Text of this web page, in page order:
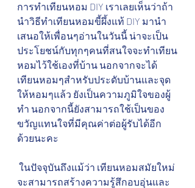
การทำเทียนหอม DIY เราเลยเห็นว่าถ้า
นำวิธีทำเทียนหอมขี้ผึ้งแท้ DIY มานำ
เสนอให้เพื่อนๆอ่านในวันนี้ น่าจะเป็น
ประโยชน์กับทุกๆคนที่สนใจจะทำเทียน
หอมไว้ใช้เองที่บ้าน นอกจากจะได้
เทียนหอมๆสำหรับประดับบ้านและจุด
ให้หอมๆแล้ว ยังเป็นความภูมิใจของผู้
ทำ นอกจากนี้ยังสามารถใช้เป็นของ
ขวัญแทนใจที่มีคุณค่าต่อผู้รับได้อีก
ด้วยนะคะ
จะสามารถสร้างความรู้สึกอบอุ่นและ